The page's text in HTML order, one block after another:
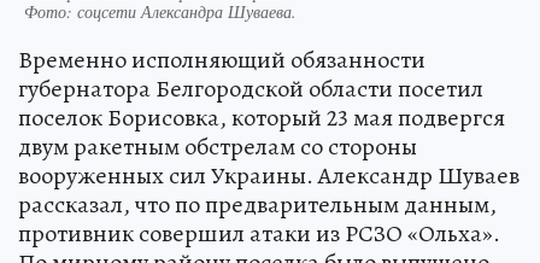
Фото: соцсети Александра Шуваева.
Временно исполняющий обязанности
губернатора Белгородской области посетил
поселок Борисовка, который 23 мая подвергся
двум ракетным обстрелам со стороны
вооруженных сил Украины. Александр Шуваев
рассказал, что по предварительным данным,
противник совершил атаки из РСЗО «Ольха».